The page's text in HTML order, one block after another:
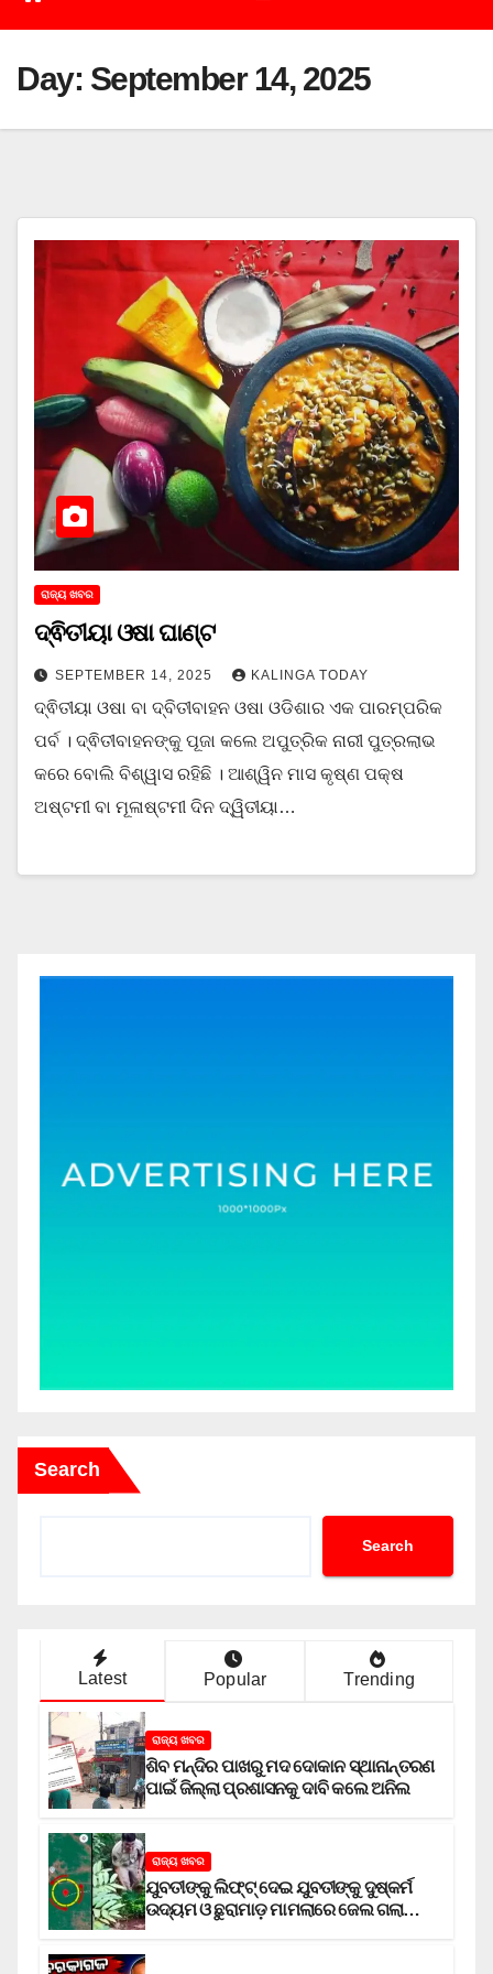
Day: September 14, 2025
ରାଜ୍ୟ ଖବର
ଦ୍ଵିତୀୟା ଓଷା ଘାଣ୍ଟ
SEPTEMBER 14, 2025 KALINGA TODAY
ଦ୍ଵିତୀୟା ଓଷା ବା ଦ୍ବିତୀବାହନ ଓଷା ଓଡିଶାର ଏକ ପାରମ୍ପରିକ
ପର୍ବ । ଦ୍ଵିତୀବାହନଙ୍କୁ ପୂଜା କଲେ ଅପୁତ୍ରିକ ନାରୀ ପୁତ୍ରଲାଭ
କରେ ବୋଲି ବିଶ୍ୱାସ ରହିଛି । ଆଶ୍ୱିନ ମାସ କୃଷ୍ଣ ପକ୍ଷ
ଅଷ୍ଟମୀ ବା ମୂଳାଷ୍ଟମୀ ଦିନ ଦ୍ୱିତୀୟା…
Search
Search
Latest Popular Trending
ରାଜ୍ୟ ଖବର
ଶିବ ମନ୍ଦିର ପାଖରୁ ମଦ ଦୋକାନ ସ୍ଥାନାନ୍ତରଣ
ପାଇଁ ଜିଲ୍ଲା ପ୍ରଶାସନକୁ ଦାବି କଲେ ଅନିଲ
ରାଜ୍ୟ ଖବର
ଯୁବତୀଙ୍କୁ ଲିଫ୍‌ଟ୍‌ ଦେଇ ଯୁବତୀଙ୍କୁ ଦୁଷ୍କର୍ମ
ଉଦ୍ୟମ ଓ ଛୁରାମାଡ଼ ମାମଲାରେ ଜେଲ ଗଲା